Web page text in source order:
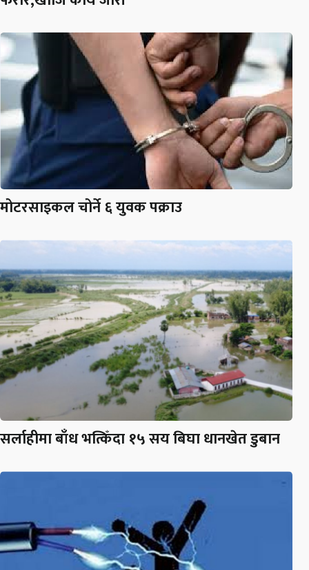
मोटरसाइकल चोर्ने ६ युवक पक्राउ
सर्लाहीमा बाँध भत्किँदा १५ सय बिघा धानखेत डुबान